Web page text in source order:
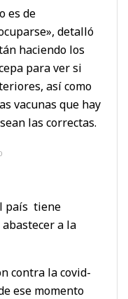
es de
detalló
haciendo los
para ver si
así como
vacunas que hay
las correctas.
país tiene
a la
contra la covid-
ese momento